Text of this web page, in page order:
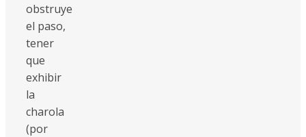
obstruye
el paso,
tener
que
exhibir
la
charola
(por